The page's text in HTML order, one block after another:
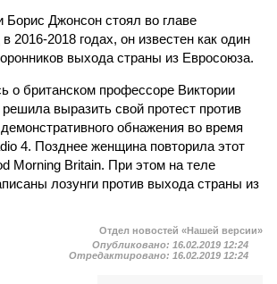
Борис Джонсон стоял во главе
2016-2018 годах, он известен как один
выхода страны из Евросоюза.
о британском профессоре Виктории
выразить свой протест против
обнажения во время
4. Позднее женщина повторила этот
Morning Britain. При этом на теле
лозунги против выхода страны из
Отдел новостей «Нашей версии»
Опубликовано: 16.02.2019 12:24
Отредактировано: 16.02.2019 12:24